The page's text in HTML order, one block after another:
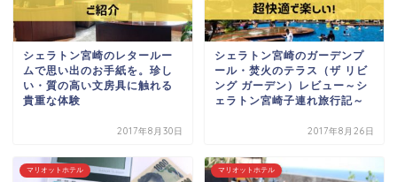
シェラトン宮崎のレタールー
ムで思い出のお手紙を。珍し
い・質の高い文房具に触れる
貴重な体験
2017年8月30日
シェラトン宮崎のガーデンプ
ール・焚火のテラス（ザ リビ
ング ガーデン）レビュー～シ
ェラトン宮崎子連れ旅行記～
2017年8月26日
マリオットホテル マリオットホテル